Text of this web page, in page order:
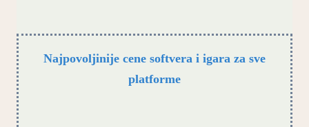
Najpovoljinije cene softvera i igara za sve
platforme